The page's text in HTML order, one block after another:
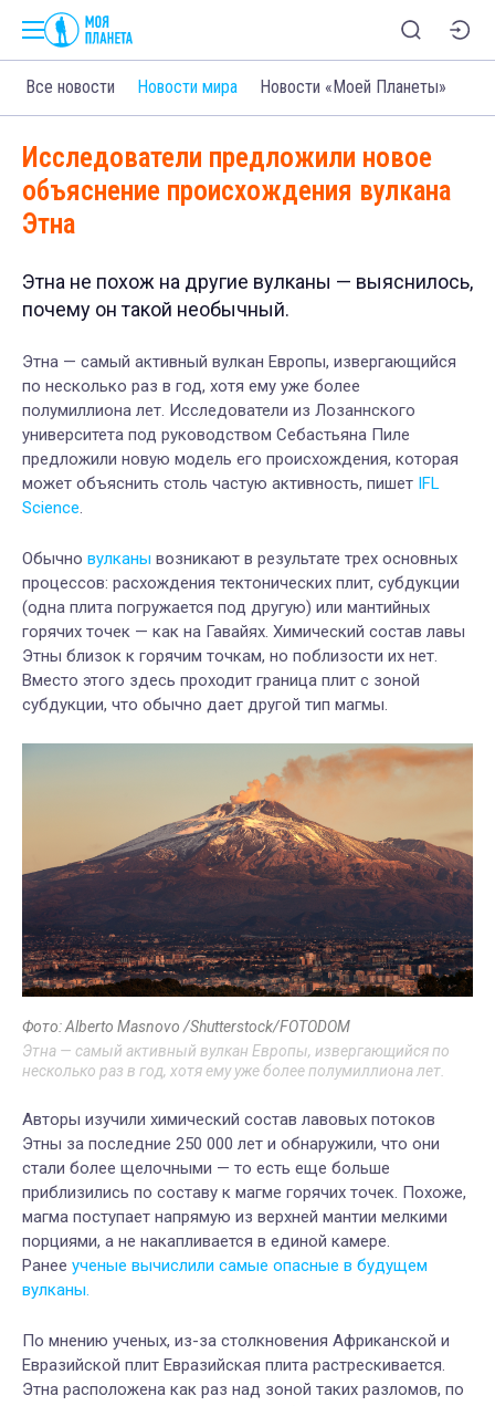
Все новости Новости мира Новости «Моей Планеты»
Исследователи предложили новое
объяснение происхождения вулкана
Этна
Этна не похож на другие вулканы — выяснилось,
почему он такой необычный.
Этна — самый активный вулкан Европы, извергающийся
по несколько раз в год, хотя ему уже более
полумиллиона лет. Исследователи из Лозаннского
университета под руководством Себастьяна Пиле
предложили новую модель его происхождения, которая
может объяснить столь частую активность, пишет IFL
Science.
Обычно вулканы возникают в результате трех основных
процессов: расхождения тектонических плит, субдукции
(одна плита погружается под другую) или мантийных
горячих точек — как на Гавайях. Химический состав лавы
Этны близок к горячим точкам, но поблизости их нет.
Вместо этого здесь проходит граница плит с зоной
субдукции, что обычно дает другой тип магмы.
Фото: Alberto Masnovo /Shutterstock/FOTODOM
Этна — самый активный вулкан Европы, извергающийся по
несколько раз в год, хотя ему уже более полумиллиона лет.
Авторы изучили химический состав лавовых потоков
Этны за последние 250 000 лет и обнаружили, что они
стали более щелочными — то есть еще больше
приблизились по составу к магме горячих точек. Похоже,
магма поступает напрямую из верхней мантии мелкими
порциями, а не накапливается в единой камере.
Ранее ученые вычислили самые опасные в будущем
вулканы.
По мнению ученых, из-за столкновения Африканской и
Евразийской плит Евразийская плита растрескивается.
Этна расположена как раз над зоной таких разломов, по